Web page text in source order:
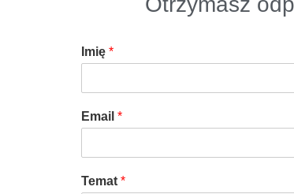
Imię *
Email *
Temat *